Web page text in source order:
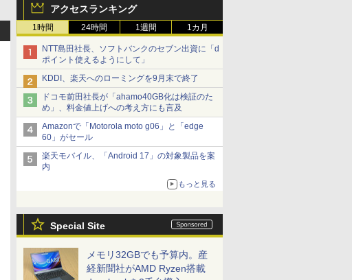
アクセスランキング
1時間 24時間 1週間 1カ月
NTT島田社長、ソフトバンクのセブン出資に「d
ポイント使えるようにして」
KDDI、楽天へのローミングを9月末で終了
ドコモ前田社長が「ahamo40GB化は検証のた
め」、料金値上げへの考え方にも言及
Amazonで「Motorola moto g06」と「edge
60」がセール
楽天モバイル、「Android 17」の対象製品を案
内
もっと見る
Special Site
メモリ32GBでも予算内。産
経新聞社がAMD Ryzen搭載